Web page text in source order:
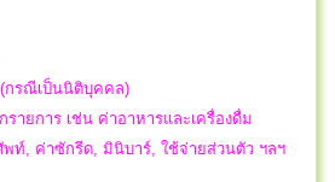
กรณีเป็นนิติบุคคล)
ายการ เช่น ค่าอาหารและเครื่องดื่ม
ท์, ค่าซักรีด, มินิบาร์, ใช้จ่ายส่วนตัว ฯลฯ